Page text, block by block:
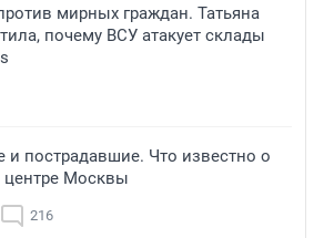
мирных граждан. Татьяна
почему ВСУ атакует склады
и пострадавшие. Что известно о
центре Москвы
216